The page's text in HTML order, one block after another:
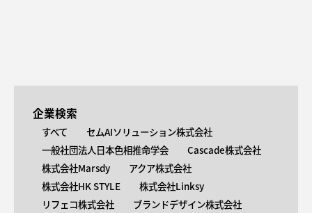
企業検索
すべて
セムAIソリューション株式会社
一般社団法人日本色相推命学会
Cascade株式会社
株式会社Marsdy
アクア株式会社
株式会社HK STYLE
株式会社Linksy
リフェコ株式会社
ブランドデザイン株式会社